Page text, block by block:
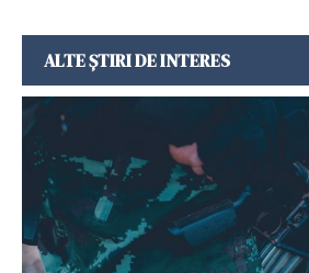
ALTE ȘTIRI DE INTERES